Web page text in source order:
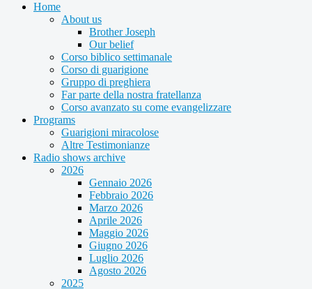
Home
About us
Brother Joseph
Our belief
Corso biblico settimanale
Corso di guarigione
Gruppo di preghiera
Far parte della nostra fratellanza
Corso avanzato su come evangelizzare
Programs
Guarigioni miracolose
Altre Testimonianze
Radio shows archive
2026
Gennaio 2026
Febbraio 2026
Marzo 2026
Aprile 2026
Maggio 2026
Giugno 2026
Luglio 2026
Agosto 2026
2025